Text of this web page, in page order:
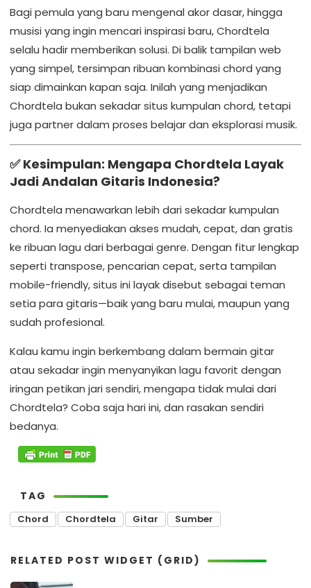
Bagi pemula yang baru mengenal akor dasar, hingga
musisi yang ingin mencari inspirasi baru, Chordtela
selalu hadir memberikan solusi. Di balik tampilan web
yang simpel, tersimpan ribuan kombinasi chord yang
siap dimainkan kapan saja. Inilah yang menjadikan
Chordtela bukan sekadar situs kumpulan chord, tetapi
juga partner dalam proses belajar dan eksplorasi musik.
✅ Kesimpulan: Mengapa Chordtela Layak
Jadi Andalan Gitaris Indonesia?
Chordtela menawarkan lebih dari sekadar kumpulan
chord. Ia menyediakan akses mudah, cepat, dan gratis
ke ribuan lagu dari berbagai genre. Dengan fitur lengkap
seperti transpose, pencarian cepat, serta tampilan
mobile-friendly, situs ini layak disebut sebagai teman
setia para gitaris—baik yang baru mulai, maupun yang
sudah profesional.
Kalau kamu ingin berkembang dalam bermain gitar
atau sekadar ingin menyanyikan lagu favorit dengan
iringan petikan jari sendiri, mengapa tidak mulai dari
Chordtela? Coba saja hari ini, dan rasakan sendiri
bedanya.
TAG
Chord Chordtela Gitar Sumber
RELATED POST WIDGET (GRID)